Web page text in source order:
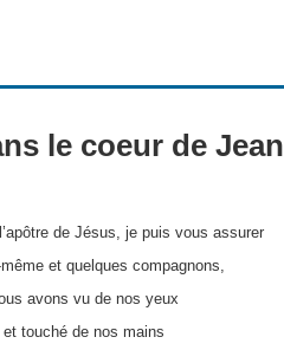
le coeur de Jean
de Jésus, je puis vous assurer
et quelques compagnons,
avons vu de nos yeux
et touché de nos mains